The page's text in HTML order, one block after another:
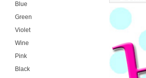
Blue
Green
Violet
Wine
Pink
Black